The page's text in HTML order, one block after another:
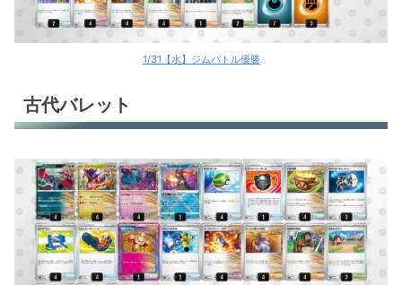
1/31【水】ジムバトル優勝
古代バレット